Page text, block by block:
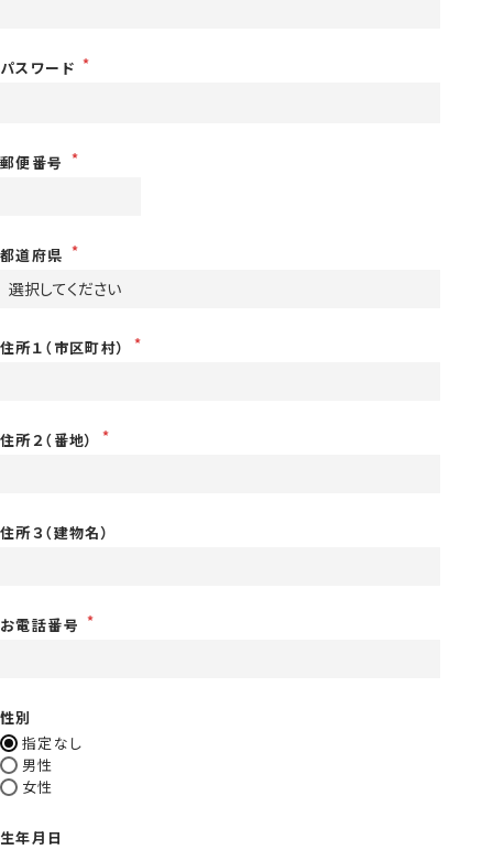
パスワード
郵便番号
都道府県
住所１（市区町村）
住所２（番地）
住所３（建物名）
お電話番号
性別
指定なし
男性
女性
生年月日